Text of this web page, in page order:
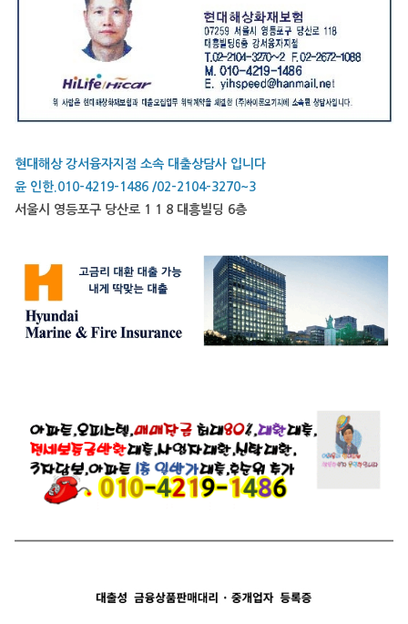
현대해상 강서융자지점 소속 대출상담사 입니다
윤 인한.010-4219-1486 /02-2104-3270~3
서울시 영등포구 당산로 1 1 8 대흥빌딩 6층